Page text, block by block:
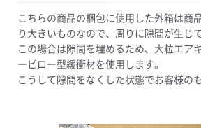
こちらの商品の梱包に使用した外箱は商
り大きいものなので、周りに隙間が生じ
この場合は隙間を埋めるため、大粒エア
ーピロー型緩衝材を使用します。
こうして隙間をなくした状態でお客様の